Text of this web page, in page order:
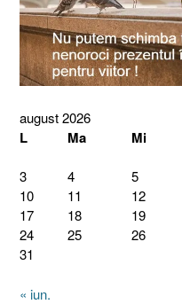
august 2026
L Ma Mi
3
4 5
10
11 12
17
18 19
24
25 26
31
« iun.